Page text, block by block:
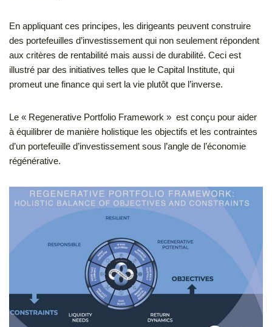
En appliquant ces principes, les dirigeants peuvent construire
des portefeuilles d’investissement qui non seulement répondent
aux critères de rentabilité mais aussi de durabilité. Ceci est
illustré par des initiatives telles que le Capital Institute, qui
promeut une finance qui sert la vie plutôt que l’inverse.
Le « Regenerative Portfolio Framework » est conçu pour aider
à équilibrer de manière holistique les objectifs et les contraintes
d’un portefeuille d’investissement sous l’angle de l’économie
régénérative.